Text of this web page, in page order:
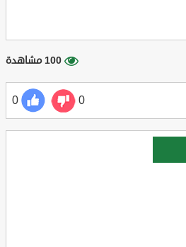
100 مشاهدة
0
0